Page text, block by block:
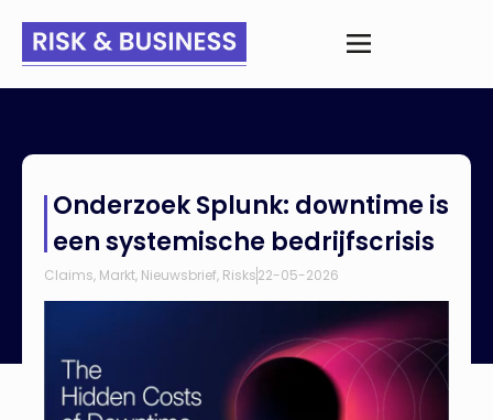
systemische bedrijfscrisis
Onderzoek Splunk: downtime is
een systemische bedrijfscrisis
Claims, Markt, Nieuwsbrief, Risks22-05-2026